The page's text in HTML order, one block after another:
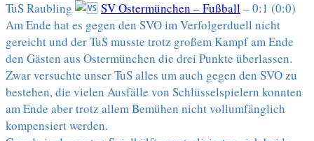
TuS Raubling
SV Ostermünchen – Fußball– 0:1 (0:0)
Am Ende hat es gegen den SVO im Verfolgerduell nicht
gereicht und der TuS musste trotz großem Kampf am Ende
den Gästen aus Ostermünchen die drei Punkte überlassen.
Zwar versuchte unser TuS alles um auch gegen den SVO zu
bestehen, die vielen Ausfälle von Schlüsselspielern konnten
am Ende aber trotz allem Bemühen nicht vollumfänglich
kompensiert werden.